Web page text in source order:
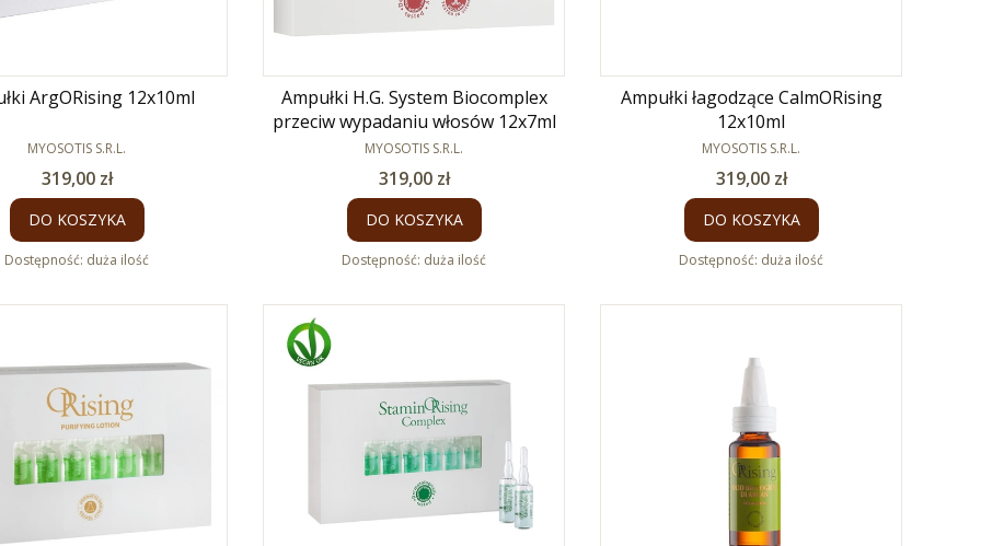
ArgORising 12x10ml
PRODUCENT
MYOSOTIS S.R.L.
Cena
319,00 zł
DO KOSZYKA
Dostępność: duża ilość
Ampułki H.G. System Biocomplex
przeciw wypadaniu włosów 12x7ml
PRODUCENT
MYOSOTIS S.R.L.
Cena
319,00 zł
DO KOSZYKA
Dostępność: duża ilość
Ampułki łagodzące CalmORising
12x10ml
PRODUCENT
MYOSOTIS S.R.L.
Cena
319,00 zł
DO KOSZYKA
Dostępność: duża ilość